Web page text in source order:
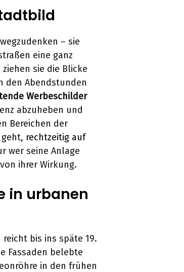
– sie
eine ganz
sie die Blicke
den Abendstunden
Werbeschilder
abzuheben und
Bereichen der
rechtzeitig auf
wer seine Anlage
ihrer Wirkung.
in urbanen
bis ins späte 19.
Fassaden belebte
in den frühen